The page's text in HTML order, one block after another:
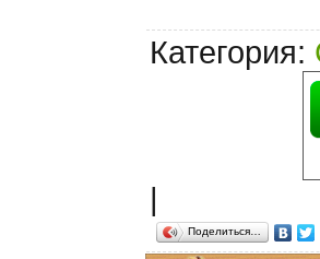
Категория:
|
Поделиться…